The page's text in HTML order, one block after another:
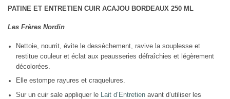
PATINE ET ENTRETIEN CUIR ACAJOU BORDEAUX 250 ML
Les Frères Nordin
Nettoie, nourrit, évite le dessèchement, ravive la souplesse et
restitue couleur et éclat aux peausseries défraîchies et légèrement
décolorées.
Elle estompe rayures et craquelures.
Sur un cuir sale appliquer le Lait d’Entretien avant d’utiliser les